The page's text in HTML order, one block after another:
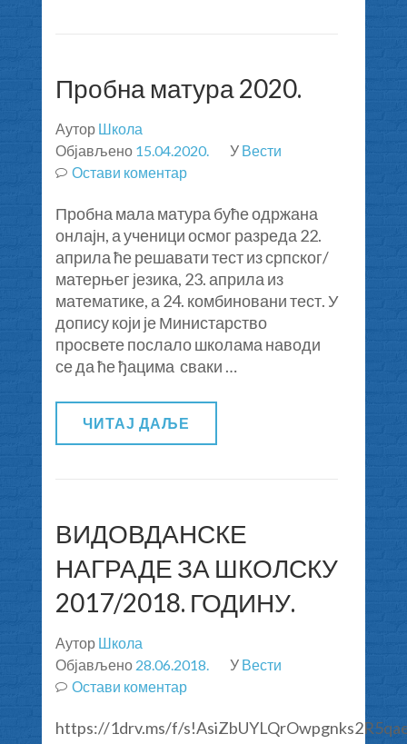
Пробна матура 2020.
Аутор Школа
Објављено 15.04.2020. У Вести
Остави коментар
матура
2020.
Пробна мала матура буће одржана
онлајн, а ученици осмог разреда 22.
априла ће решавати тест из српског/
матерњег језика, 23. априла из
математике, а 24. комбиновани тест. У
допису који је Министарство
просвете послало школама наводи
се да ће ђацима сваки …
ЧИТАЈ ДАЉЕ
ВИДОВДАНСКЕ
НАГРАДЕ ЗА ШКОЛСКУ
2017/2018. ГОДИНУ.
Аутор Школа
Објављено 28.06.2018. У Вести
Остави коментар
НАГРАДЕ
https://1drv.ms/f/